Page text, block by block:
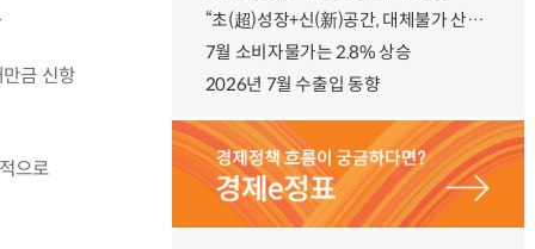
금 신항
으로
“초(超)성장+신(新)공간, 대체불가 산업강국”
7월 소비자물가는 2.8% 상승
2026년 7월 수출입 동향